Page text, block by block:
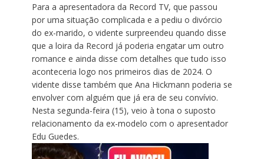
Para a apresentadora da Record TV, que passou
por uma situação complicada e a pediu o divórcio
do ex-marido, o vidente surpreendeu quando disse
que a loira da Record já poderia engatar um outro
romance e ainda disse com detalhes que tudo isso
aconteceria logo nos primeiros dias de 2024. O
vidente disse também que Ana Hickmann poderia se
envolver com alguém que já era de seu convívio.
Nesta segunda-feira (15), veio à tona o suposto
relacionamento da ex-modelo com o apresentador
Edu Guedes.